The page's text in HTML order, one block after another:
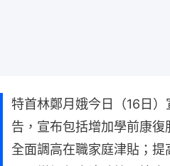
特首林鄭月娥今日（16日
告，宣布包括增加學前康復
全面調高在職家庭津貼；